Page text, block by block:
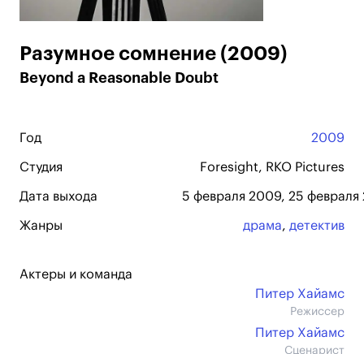
Разумное сомнение (2009)
Beyond a Reasonable Doubt
Год 2009
Студия Foresight, RKO Pictures
Дата выхода 5 февраля 2009, 25 февраля
Жанры драма, детектив
Актеры и команда
Питер Хайамс
Режиссер
Питер Хайамс
Сценарист